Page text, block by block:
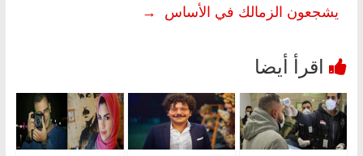
يشجعون الزمالك في الأساس →